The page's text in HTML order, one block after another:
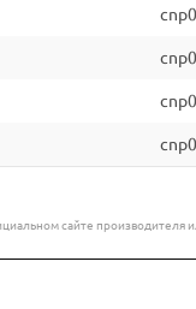
сайте